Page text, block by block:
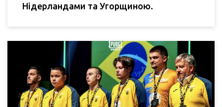
Нідерландами та Угорщиною.